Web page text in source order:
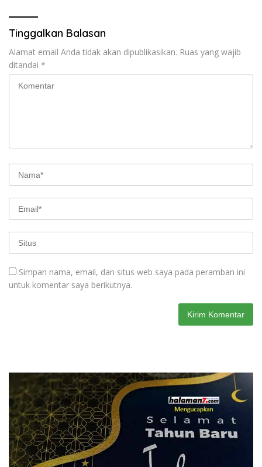
Tinggalkan Balasan
Alamat email Anda tidak akan dipublikasikan. Ruas yang wajib
ditandai *
Simpan nama, email, dan situs web saya pada peramban ini
untuk komentar saya berikutnya.